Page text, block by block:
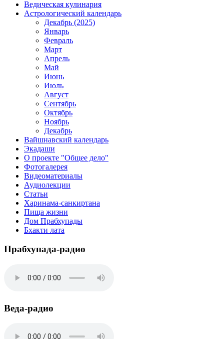
Ведическая кулинария
Астрологический календарь
Декабрь (2025)
Январь
Февраль
Март
Апрель
Май
Июнь
Июль
Август
Сентябрь
Октябрь
Ноябрь
Декабрь
Вайшнавский календарь
Экадаши
О проекте "Общее дело"
Фотогалерея
Видеоматериалы
Аудиолекции
Статьи
Харинама-санкиртана
Пища жизни
Дом Прабхупады
Бхакти лата
Прабхупада-радио
Веда-радио